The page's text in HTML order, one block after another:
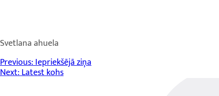
Svetlana ahuela
Ziņu
izvēlne
Previous:Iepriekšējā ziņa
Next:Latest kohs